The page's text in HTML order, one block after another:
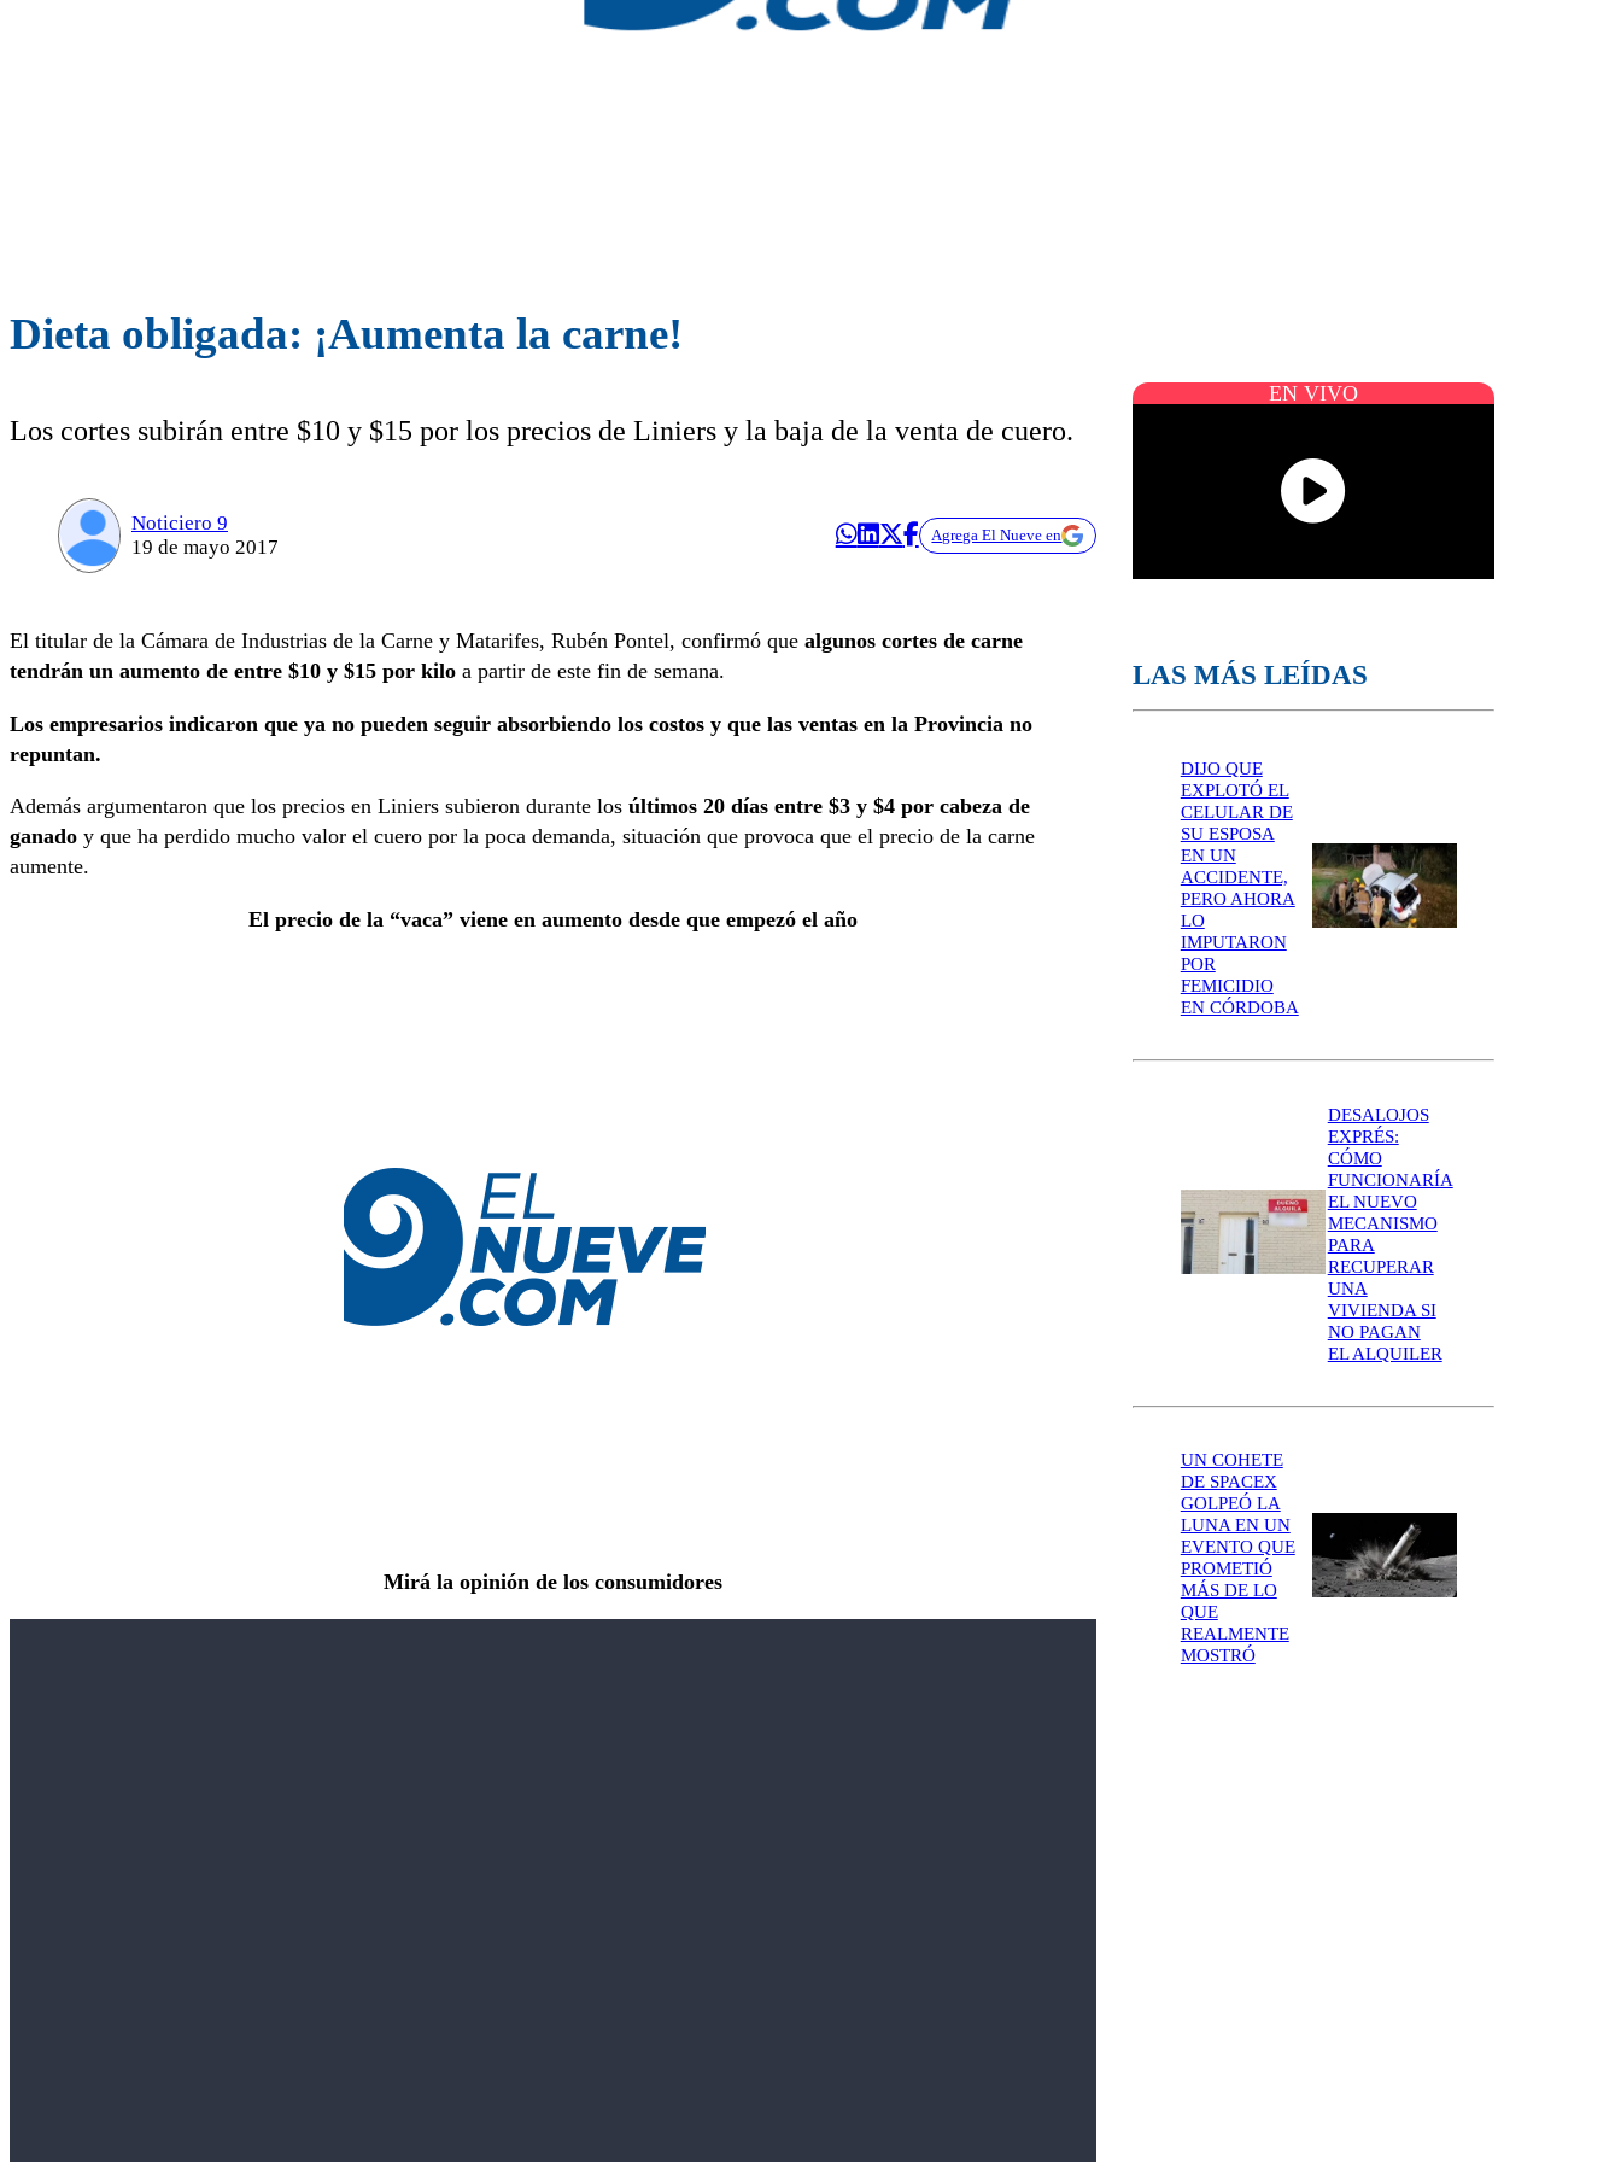
Dieta obligada: ¡Aumenta la carne!
Los cortes subirán entre $10 y $15 por los precios de Liniers y la baja de la venta de cuero.
Noticiero 9
19 de mayo 2017
Agrega El Nueve en
El titular de la Cámara de Industrias de la Carne y Matarifes, Rubén Pontel, confirmó que algunos cortes de carne
tendrán un aumento de entre $10 y $15 por kilo a partir de este fin de semana.
Los empresarios indicaron que ya no pueden seguir absorbiendo los costos y que las ventas en la Provincia no
repuntan.
Además argumentaron que los precios en Liniers subieron durante los últimos 20 días entre $3 y $4 por cabeza de
ganado y que ha perdido mucho valor el cuero por la poca demanda, situación que provoca que el precio de la carne
aumente.
El precio de la “vaca” viene en aumento desde que empezó el año
Mirá la opinión de los consumidores
EN VIVO
LAS MÁS LEÍDAS
DIJO QUE
EXPLOTÓ EL
CELULAR DE
SU ESPOSA
EN UN
ACCIDENTE,
PERO AHORA
LO
IMPUTARON
POR
FEMICIDIO
EN CÓRDOBA
DESALOJOS
EXPRÉS:
CÓMO
FUNCIONARÍA
EL NUEVO
MECANISMO
PARA
RECUPERAR
UNA
VIVIENDA SI
NO PAGAN
EL ALQUILER
UN COHETE
DE SPACEX
GOLPEÓ LA
LUNA EN UN
EVENTO QUE
PROMETIÓ
MÁS DE LO
QUE
REALMENTE
MOSTRÓ